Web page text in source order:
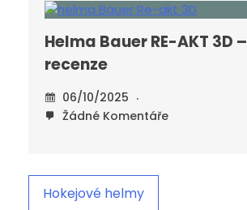
Helma Bauer RE-AKT 3D –
recenze
06/10/2025
Žádné Komentáře
Hokejové helmy